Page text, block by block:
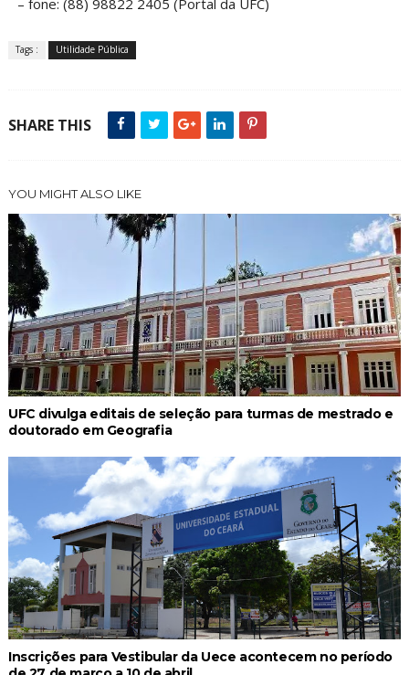
– fone: (88) 98822 2405 (Portal da UFC)
Tags : Utilidade Pública
SHARE THIS
YOU MIGHT ALSO LIKE
UFC divulga editais de seleção para turmas de mestrado e
doutorado em Geografia
Inscrições para Vestibular da Uece acontecem no período